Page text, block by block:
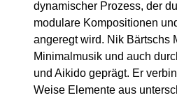
dynamischer Prozess, der
modulare Kompositionen
angeregt wird. Nik Bärtschs
Minimalmusik und auch
und Aikido geprägt. Er
Weise Elemente aus